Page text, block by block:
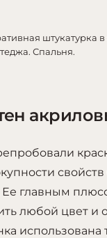
штукатурка в
Спальня.
свойств
Ее главным
любой цвет и